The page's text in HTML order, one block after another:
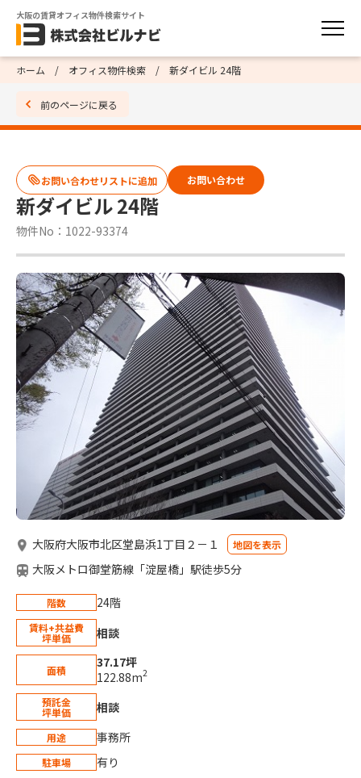
大阪の賃貸オフィス物件検索サイト
ホーム オフィス物件検索 新ダイビル 24階
前のページに戻る
新ダイビル 24階
物件No：1022-93374
お問い合わせ
大阪府大阪市北区堂島浜1丁目２－１ 地図を表示
大阪メトロ御堂筋線「淀屋橋」駅徒歩5分
階数 24階
賃料+共益費
坪単価 相談
面積
37.17坪
122.88m2
預託金
坪単価 相談
用途 事務所
駐車場 有り